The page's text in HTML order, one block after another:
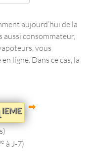
aujourd’hui de la
aussi consommateur,
vous
ligne. Dans ce cas, la
IEME
à J-7)